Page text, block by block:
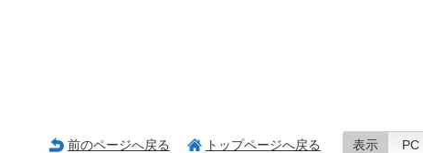
前のページへ戻る トップページへ戻る 表示 PC